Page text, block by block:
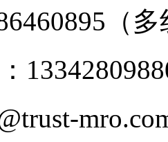
（